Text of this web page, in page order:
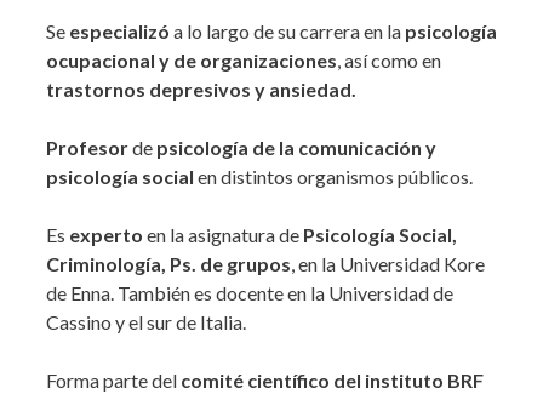
Se especializó a lo largo de su carrera en la psicología
ocupacional y de organizaciones, así como en
trastornos depresivos y ansiedad.
Profesorde psicología de la comunicación y
psicología social en distintos organismos públicos.
Es experto en la asignatura de Psicología Social,
Criminología, Ps. de grupos, en la Universidad Kore
de Enna. También es docente en la Universidad de
Cassino y el sur de Italia.
Forma parte del comité científico del instituto BRF